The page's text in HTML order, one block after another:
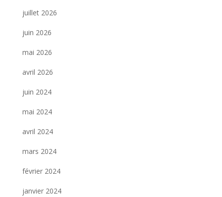
juillet 2026
juin 2026
mai 2026
avril 2026
juin 2024
mai 2024
avril 2024
mars 2024
février 2024
janvier 2024